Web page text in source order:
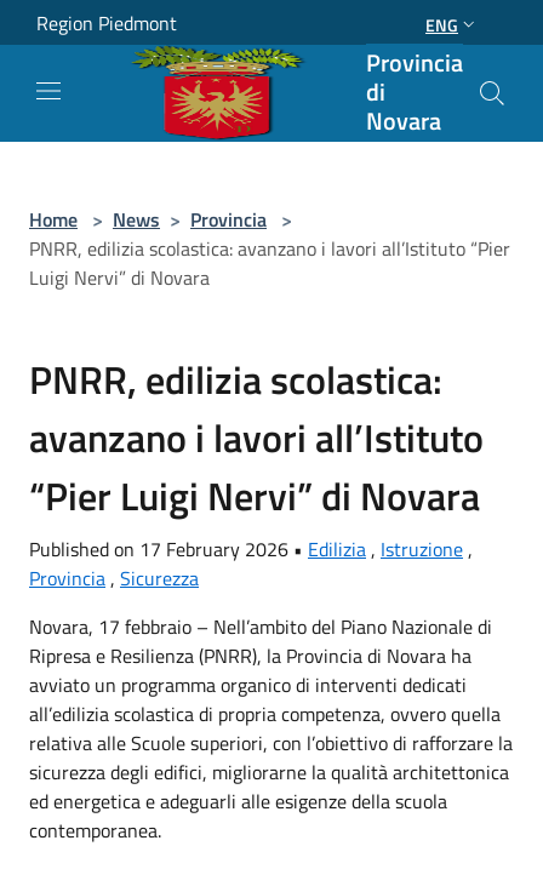
Salta al contenuto principale
Region Piedmont ENG
Provincia
di
Novara
Home > News > Provincia >
PNRR, edilizia scolastica: avanzano i lavori all’Istituto “Pier
Luigi Nervi” di Novara
PNRR, edilizia scolastica:
avanzano i lavori all’Istituto
“Pier Luigi Nervi” di Novara
Published on 17 February 2026 • Edilizia, Istruzione,
Provincia, Sicurezza
Novara, 17 febbraio – Nell’ambito del Piano Nazionale di
Ripresa e Resilienza (PNRR), la Provincia di Novara ha
avviato un programma organico di interventi dedicati
all’edilizia scolastica di propria competenza, ovvero quella
relativa alle Scuole superiori, con l’obiettivo di rafforzare la
sicurezza degli edifici, migliorarne la qualità architettonica
ed energetica e adeguarli alle esigenze della scuola
contemporanea.